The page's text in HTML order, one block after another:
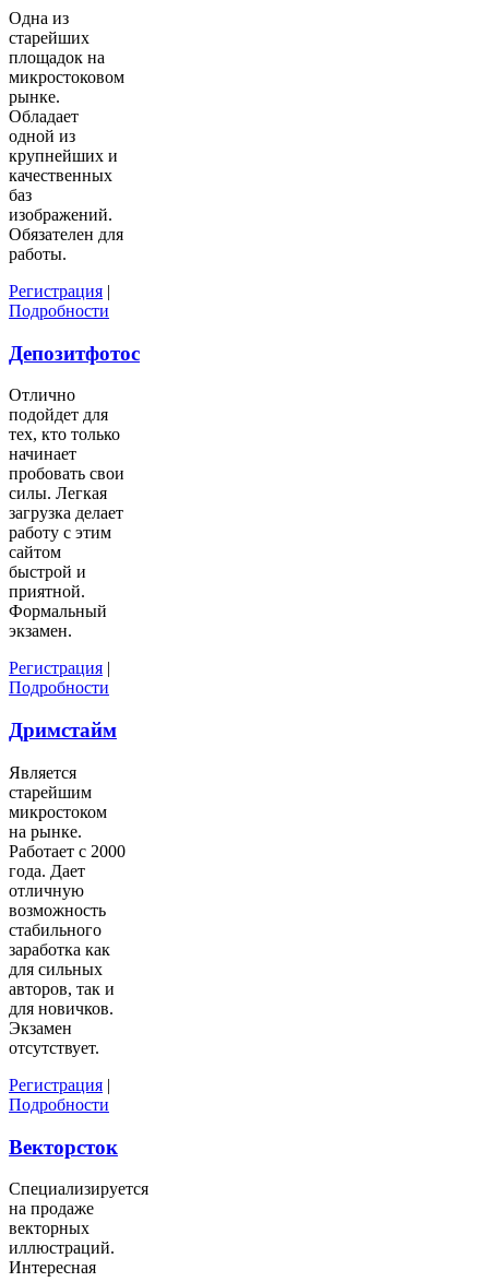
Одна из
старейших
площадок на
микростоковом
рынке.
Обладает
одной из
крупнейших и
качественных
баз
изображений.
Обязателен для
работы.
Регистрация |
Подробности
Депозитфотос
Отлично
подойдет для
тех, кто только
начинает
пробовать свои
силы. Легкая
загрузка делает
работу с этим
сайтом
быстрой и
приятной.
Формальный
экзамен.
Регистрация |
Подробности
Дримстайм
Является
старейшим
микростоком
на рынке.
Работает с 2000
года. Дает
отличную
возможность
стабильного
заработка как
для сильных
авторов, так и
для новичков.
Экзамен
отсутствует.
Регистрация |
Подробности
Векторсток
Специализируется
на продаже
векторных
иллюстраций.
Интересная